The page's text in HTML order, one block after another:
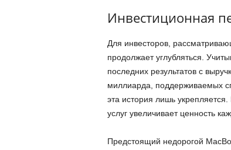
Инвестиционная
Для инвесторов,
продолжает углубляться.
последних результатов с
миллиарда, поддерживаемых
эта история лишь
услуг увеличивает ценность
Предстоящий недорогой